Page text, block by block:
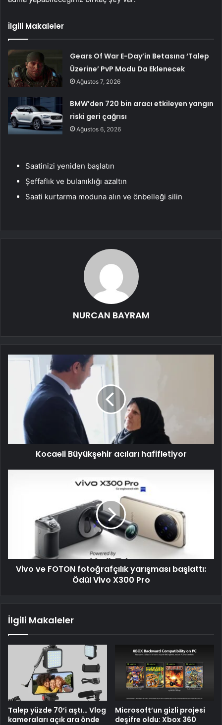
İlgili Makaleler
Gears Of War E-Day’in Betasına ‘Talep
Üzerine’ PvP Modu Da Eklenecek
Ağustos 7, 2026
BMW’den 720 bin aracı etkileyen yangın
riski geri çağrısı
Ağustos 6, 2026
Saatinizi yeniden başlatın
Şeffaflık ve bulanıklığı azaltın
Saati kurtarma moduna alın ve önbelleği silin
NURCAN BAYRAM
Kocaeli Büyükşehir acıları hafifletiyor
Vivo ve FOTON fotoğrafçılık yarışması başlattı:
Ödül Vivo X300 Pro
İlgili Makaleler
Talep yüzde 70’i aştı… Vlog
kameraları açık ara önde
Microsoft’un gizli projesi
deşifre oldu: Xbox 360